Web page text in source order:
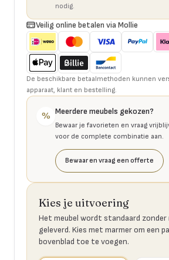
nodig.
Veilig online betalen via Mollie
De beschikbare betaalmethoden kunnen
apparaat, klant en bestelling.
% Meerdere meubels gekozen?
Bewaar je favorieten en vraag
voor de complete combinatie aan.
Bewaar en vraag een offerte
Kies je uitvoering
Het meubel wordt standaard zonder
geleverd. Kies met marmer om een
bovenblad toe te voegen.